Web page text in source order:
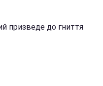
призведе до гниття